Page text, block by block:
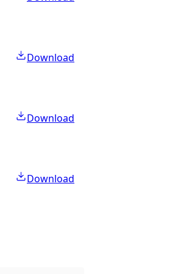
Download
Download
Download